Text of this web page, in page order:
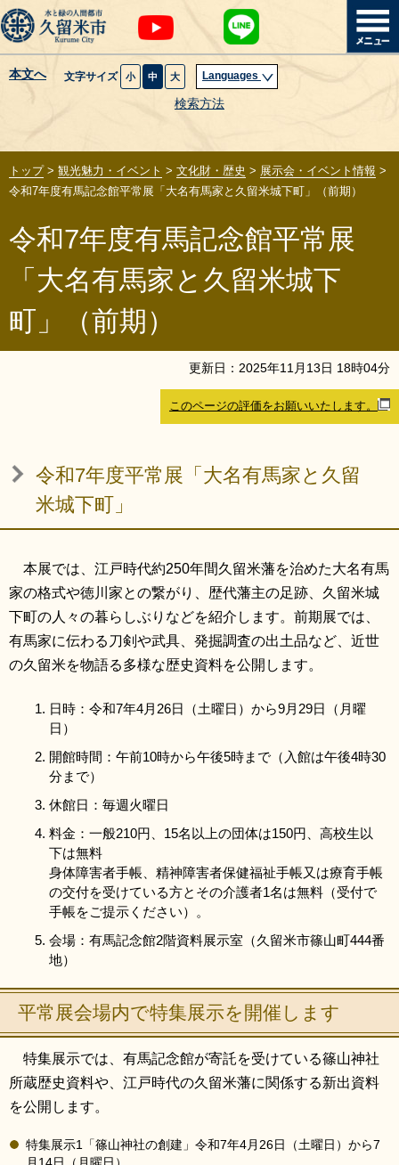
本文へ 文字サイズ 小 中 大 Languages
検索方法
暮らし・届出
健康・医療・福祉
観光魅力・イベント
創業・産業・ビジネス
計画・政策
サイトについて
トップ> 観光魅力・イベント > 文化財・歴史 > 展示会・イベント情報 >
令和7年度有馬記念館平常展「大名有馬家と久留米城下町」（前期）
令和7年度有馬記念館平常展
「大名有馬家と久留米城下
町」（前期）
更新日： 2025年11 月 13日 18時04分
このページの評価をお願いいたします。
令和7年度平常展「大名有馬家と久留
米城下町」
本展では、江戸時代約250年間久留米藩を治めた大名有馬
家の格式や徳川家との繋がり、歴代藩主の足跡、久留米城
下町の人々の暮らしぶりなどを紹介します。前期展では、
有馬家に伝わる刀剣や武具、発掘調査の出土品など、近世
の久留米を物語る多様な歴史資料を公開します。
日時：令和7年4月26日（土曜日）から9月29日（月曜
日）
開館時間：午前10時から午後5時まで（入館は午後4時30
分まで）
休館日：毎週火曜日
料金：一般210円、15名以上の団体は150円、高校生以
下は無料
身体障害者手帳、精神障害者保健福祉手帳又は療育手帳
の交付を受けている方とその介護者1名は無料（受付で
手帳をご提示ください）。
会場：有馬記念館2階資料展示室（久留米市篠山町444番
地）
平常展会場内で特集展示を開催します
特集展示では、有馬記念館が寄託を受けている篠山神社
所蔵歴史資料や、江戸時代の久留米藩に関係する新出資料
を公開します。
特集展示1「篠山神社の創建」令和7年4月26日（土曜日）から7